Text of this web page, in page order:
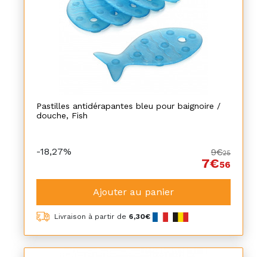
Pastilles antidérapantes bleu pour baignoire /
douche, Fish
-18,27% 9€25
7€56
Ajouter au panier
Livraison à partir de 6,30€